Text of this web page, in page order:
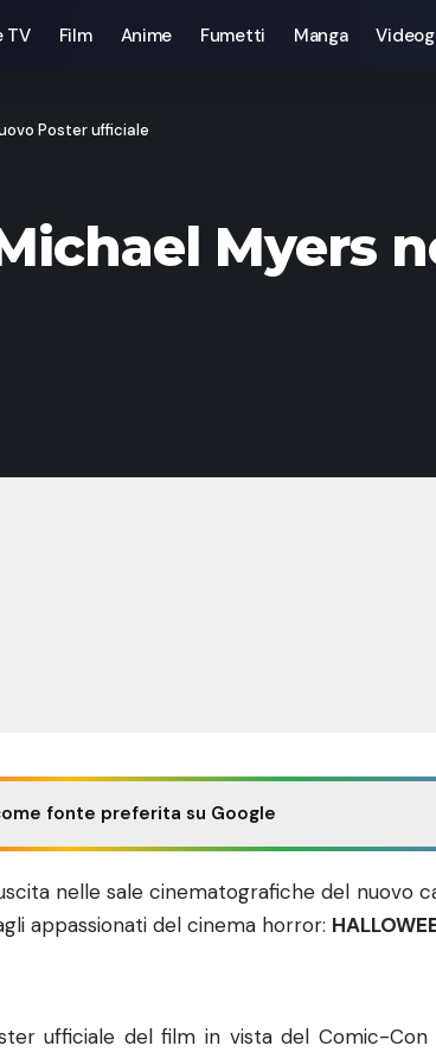
TV Film Anime Fumetti Manga
Poster ufficiale
Myers
fonte preferita su Google
nelle sale cinematografiche del nuovo
appassionati del cinema horror:
ufficiale del film in vista del Comic-Con